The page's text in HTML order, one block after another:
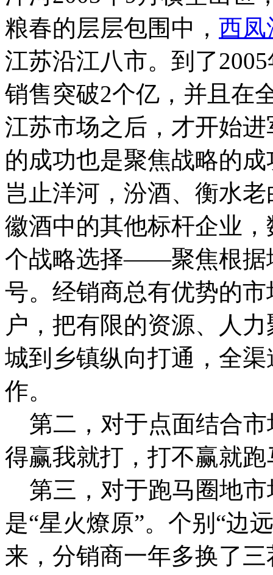
粮春的层层包围中， 西凤
江苏沿江八市。到了
销售突破2个亿，并且在
江苏市场之后，才开始
的成功也是聚焦战略的成
岂止洋河，汾酒、衡水
徽酒中的其他标杆企业
个战略选择——聚焦根据
号。 经销商总有优势的
户，把有限的资源、人
城到乡镇纵向打通，全
作。
第二，对于点面结合市
得赢我就打，打不赢就
第三，对于跑马圈地市
是“星火燎原”。个别“边
来，分销商一年多换了